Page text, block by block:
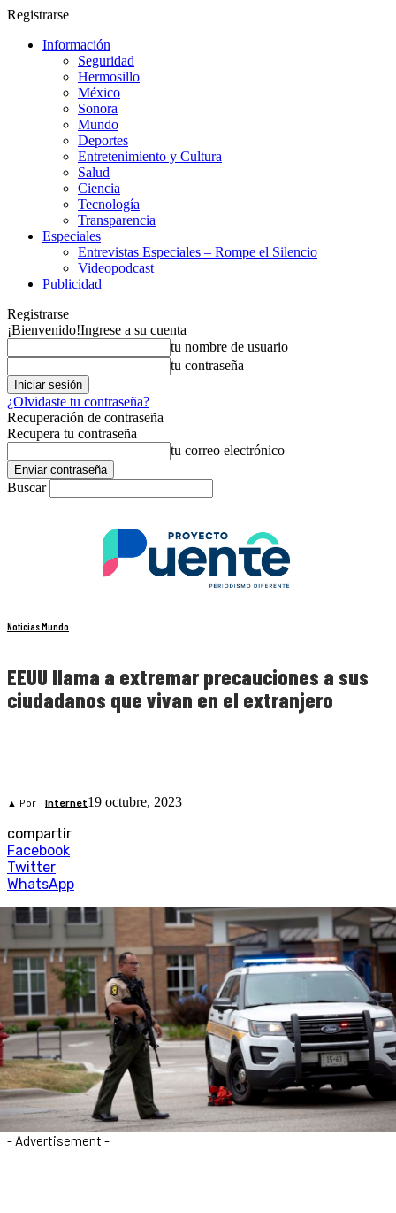
Registrarse
Información
Seguridad
Hermosillo
México
Sonora
Mundo
Deportes
Entretenimiento y Cultura
Salud
Ciencia
Tecnología
Transparencia
Especiales
Entrevistas Especiales – Rompe el Silencio
Videopodcast
Publicidad
Registrarse
¡Bienvenido!Ingrese a su cuenta
tu nombre de usuario
tu contraseña
¿Olvidaste tu contraseña?
Recuperación de contraseña
Recupera tu contraseña
tu correo electrónico
Buscar
Noticias Mundo
EEUU llama a extremar precauciones a sus
ciudadanos que vivan en el extranjero
▲ Por Internet19 octubre, 2023
compartir
Facebook
Twitter
WhatsApp
- Advertisement -